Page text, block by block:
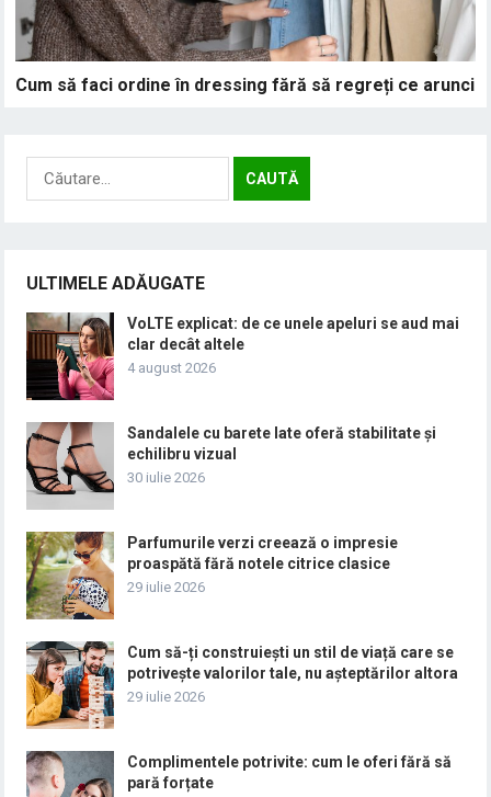
Cum să faci ordine în dressing fără să regreți ce arunci
Caută
după:
ULTIMELE ADĂUGATE
VoLTE explicat: de ce unele apeluri se aud mai
clar decât altele
4 august 2026
Sandalele cu barete late oferă stabilitate și
echilibru vizual
30 iulie 2026
Parfumurile verzi creează o impresie
proaspătă fără notele citrice clasice
29 iulie 2026
Cum să-ți construiești un stil de viață care se
potrivește valorilor tale, nu așteptărilor altora
29 iulie 2026
Complimentele potrivite: cum le oferi fără să
pară forțate